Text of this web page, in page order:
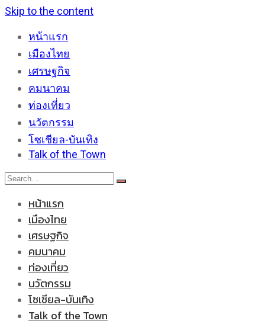
Skip to the content
หน้าแรก
เมืองไทย
เศรษฐกิจ
คมนาคม
ท่องเที่ยว
นวัตกรรม
โซเชียล-บันเทิง
Talk of the Town
หน้าแรก
เมืองไทย
เศรษฐกิจ
คมนาคม
ท่องเที่ยว
นวัตกรรม
โซเชียล-บันเทิง
Talk of the Town